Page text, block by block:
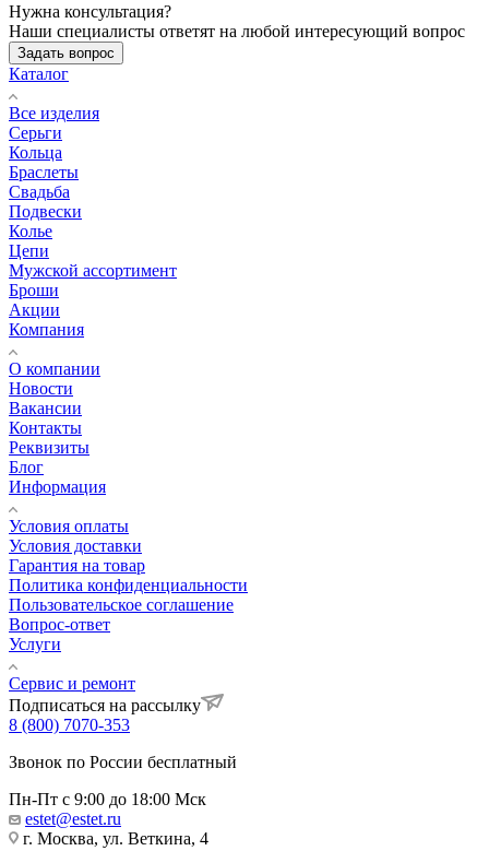
Нужна консультация?
Наши специалисты ответят на любой интересующий вопрос
Задать вопрос
Каталог
Все изделия
Серьги
Кольца
Браслеты
Свадьба
Подвески
Колье
Цепи
Мужской ассортимент
Броши
Акции
Компания
О компании
Новости
Вакансии
Контакты
Реквизиты
Блог
Информация
Условия оплаты
Условия доставки
Гарантия на товар
Политика конфиденциальности
Пользовательское соглашение
Вопрос-ответ
Услуги
Сервис и ремонт
Подписаться на рассылку
8 (800) 7070-353
Звонок по России бесплатный
Пн-Пт с 9:00 до 18:00 Мск
estet@estet.ru
г. Москва, ул. Веткина, 4